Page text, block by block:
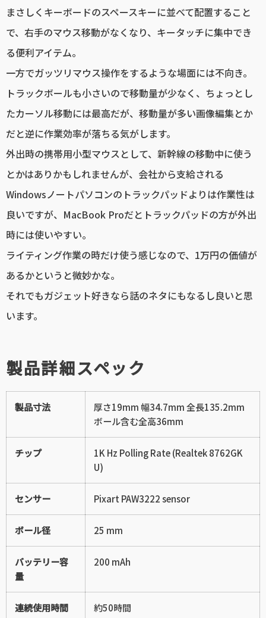
まさしくキーボードのスペースキーに並べて配置すること
で、右手のマウス移動がなくなり、キータッチに集中でき
る便利アイテム。
一方でガッツリマウス操作をするような場面には不向き。
トラックボールも小さいので移動量が少なく、ちょっとし
たカーソル移動には最高だが、移動量が多い画像編集とか
だと逆に作業効率が落ちる気がします。
外出時の携帯用小型マウスとして、新幹線の移動中に使う
とかはありかもしれませんが、会社から支給される
Windowsノートパソコンのトラックパッドよりは作業性は
良いですが、MacBook Proだとトラックパッドの方が外出
時には使いやすい。
ライティング作業の時だけ使う感じなので、1万円の価値が
あるかというと微妙かな。
それでもガジェット好きなら話のネタにもなるし良いと思
います。
製品詳細スペック
製品寸法
厚さ19mm 幅34.7mm 全長135.2mm
ボール含む全高36mm
チップ
1K Hz Polling Rate (Realtek 8762GK
U)
センサー Pixart PAW3222 sensor
ボール径 25 mm
バッテリー容
量
200 mAh
連続使用時間 約50時間